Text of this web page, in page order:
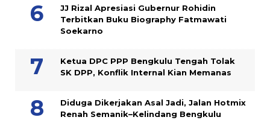
JJ Rizal Apresiasi Gubernur Rohidin
Terbitkan Buku Biography Fatmawati
Soekarno
Ketua DPC PPP Bengkulu Tengah Tolak
SK DPP, Konflik Internal Kian Memanas
Diduga Dikerjakan Asal Jadi, Jalan Hotmix
Renah Semanik–Kelindang Bengkulu